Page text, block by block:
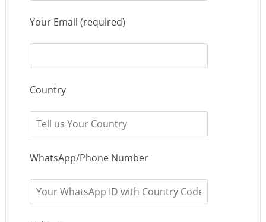
Your Email (required)
Country
WhatsApp/Phone Number